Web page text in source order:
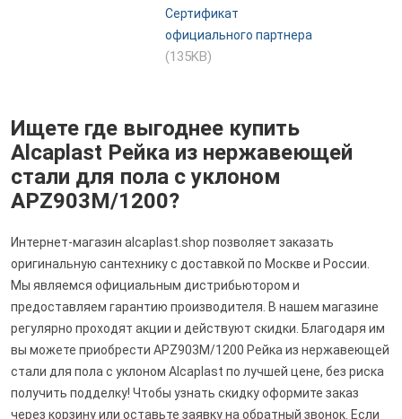
Сертификат
официального партнера
(135KB)
Ищете где выгоднее купить
Alcaplast Pейка из нержавеющей
стали для пола с уклоном
APZ903M/1200?
Интернет-магазин alcaplast.shop позволяет заказать
оригинальную сантехнику с доставкой по Москве и России.
Мы являемся официальным дистрибьютором и
предоставляем гарантию производителя. В нашем магазине
регулярно проходят акции и действуют скидки. Благодаря им
вы можете приобрести APZ903M/1200 Pейка из нержавеющей
стали для пола с уклоном Alcaplast по лучшей цене, без риска
получить подделку! Чтобы узнать скидку оформите заказ
через корзину или оставьте заявку на обратный звонок. Если